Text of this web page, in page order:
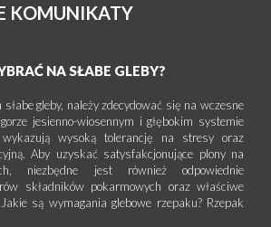
KOMUNIKATY
NA SŁABE GLEBY?
gleby, należy zdecydować się na wczesne
jesienno-wiosennym i głębokim systemie
wykazują wysoką tolerancję na stresy oraz
Aby uzyskać satysfakcjonujące plony na
niezbędne jest również odpowiednie
składników pokarmowych oraz właściwe
są wymagania glebowe rzepaku? Rzepak